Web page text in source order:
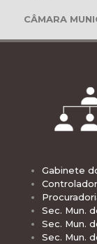
CÂMARA
Gabinete
Sec. Mun.
Sec. Mun.
Sec. Mun.